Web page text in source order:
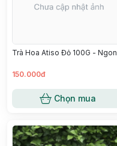
Trà Hoa Atiso Đỏ 100G - Ngon
150.000đ
Chọn mua